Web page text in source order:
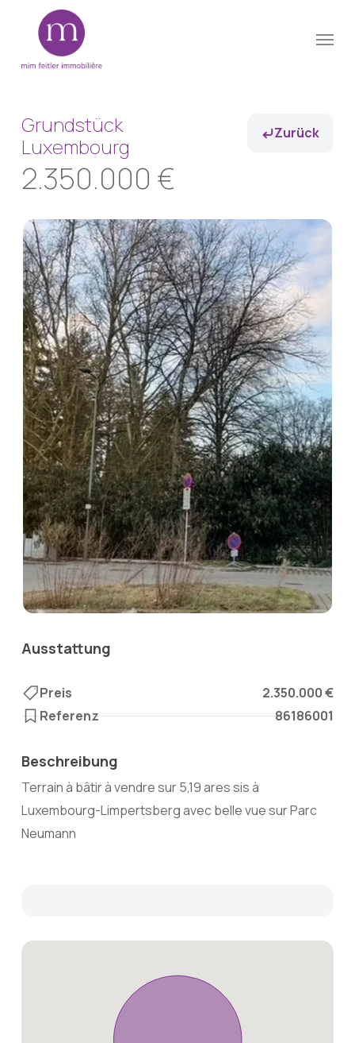
Menu
Grundstück
Luxembourg
2.350.000 €
Zurück
Ausstattung
Preis
2.350.000 €
Referenz
86186001
Beschreibung
Terrain à bâtir à vendre sur 5,19 ares sis à
Luxembourg-Limpertsberg avec belle vue sur Parc
Neumann
Close